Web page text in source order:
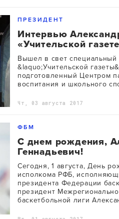
ПРЕЗИДЕНТ
Интервью
«Учительской
Вышел в свет специальный
&laquo;Учительской
подготовленный Центром
воспитания и школьного
Чт, 03 августа 2017
ФБМ
С днем рождения,
Геннадьевич!
Сегодня, 1 августа, День
исполкома РФБ,
президента Федерации
президент
баскетбольной лиги